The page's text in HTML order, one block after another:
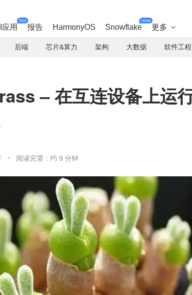
应用
hot
报告 HarmonyOS Snowflake
new
更多 
后端 芯片&算力 架构 大数据 软件工程
– 在互连设备上运
阅读完需：约 9 分钟